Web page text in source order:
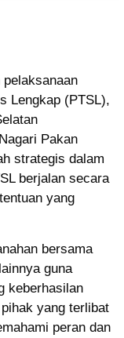
Lengkap (PTSL),
Pakan
strategis dalam
berjalan secara
yang
bersama
guna
keberhasilan
yang terlibat
peran dan